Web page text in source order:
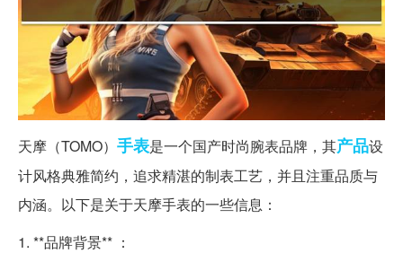
天摩（TOMO） 手表是一个国产时尚腕表品牌，其产品设
计风格典雅简约，追求精湛的制表工艺，并且注重品质与
内涵。以下是关于天摩手表的一些信息：
1. **品牌背景** ：